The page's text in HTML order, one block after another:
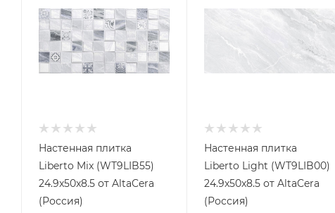
Настенная плитка
Liberto Mix (WT9LIB55)
24.9x50x8.5 от AltaCera
(Россия)
Настенная плитка
Liberto Light (WT9LIB00)
24.9x50x8.5 от AltaCera
(Россия)